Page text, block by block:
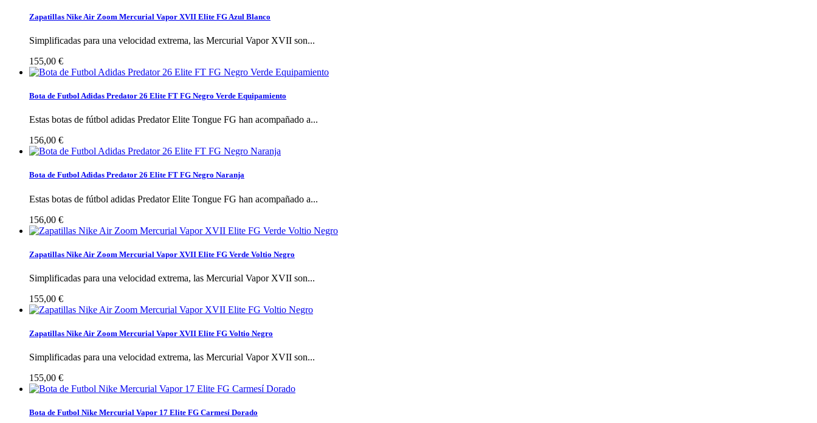
Zapatillas Nike Air Zoom Mercurial Vapor XVII Elite FG Azul Blanco
Simplificadas para una velocidad extrema, las Mercurial Vapor XVII son...
155,00 €
Bota de Futbol Adidas Predator 26 Elite FT FG Negro Verde Equipamiento
Estas botas de fútbol adidas Predator Elite Tongue FG han acompañado a...
156,00 €
Bota de Futbol Adidas Predator 26 Elite FT FG Negro Naranja
Estas botas de fútbol adidas Predator Elite Tongue FG han acompañado a...
156,00 €
Zapatillas Nike Air Zoom Mercurial Vapor XVII Elite FG Verde Voltio Negro
Simplificadas para una velocidad extrema, las Mercurial Vapor XVII son...
155,00 €
Zapatillas Nike Air Zoom Mercurial Vapor XVII Elite FG Voltio Negro
Simplificadas para una velocidad extrema, las Mercurial Vapor XVII son...
155,00 €
Bota de Futbol Nike Mercurial Vapor 17 Elite FG Carmesí Dorado